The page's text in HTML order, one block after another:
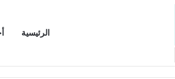
الرئيسية
من سعيّد: الخارجية تستدعي السفيرة الفرنسية